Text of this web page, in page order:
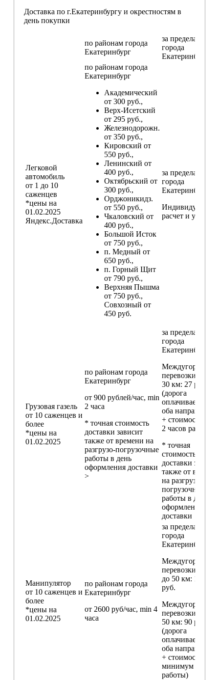
Доставка по г.Екатеринбургу и окрестностям в
день покупки
по районам города
Екатеринбург
за пределами
города
Екатеринбург
Легковой
автомобиль
от 1 до 10
саженцев
*цены на
01.02.2025
Яндекс.Доставка
по районам города
Екатеринбург
Академический
от 300 руб.,
Верх-Исетский
от 295 руб.,
Железнодорожн.
от 350 руб.,
Кировский от
550 руб.,
Ленинский от
400 руб.,
Октябрьский от
300 руб.,
Орджоникидз.
от 550 руб.,
Чкаловский от
400 руб.,
Большой Исток
от 750 руб.,
п. Медный от
650 руб.,
п. Горный Щит
от 790 руб.,
Верхняя Пышма
от 750 руб.,
Совхозный от
450 руб.
за пределами
города
Екатеринбург
расчет и условия
Грузовая газель
от 10 саженцев и
более
*цены на
01.02.2025
по районам города
Екатеринбург
от 900 рублей/час, min
2 часа
* точная стоимость
доставки зависит
также от времени на
разгрузо-погрузочные
работы в день
оформления доставки
>
за пределами
города
Екатеринбург
Междугородние
перевозки
30 км: 27 руб./км
(дорога
оплачивается в
оба направления
+ стоимость min
2 часов работы)
* точная
стоимость
доставки
также от
на разгрузо-
погрузочные
работы в день
оформления
доставки
Манипулятор
от 10 саженцев и
более
*цены на
01.02.2025
по районам города
Екатеринбург
от 2600 руб/час, min 4
часа
за пределами
города
Екатеринбург
Междугородние
перевозки
до 50 км: 18 000
руб.
Междугородние
перевозки
50 км: 90 руб./км
(дорога
оплачивается в
оба направления
+ стоимость
минимум 4
работы)